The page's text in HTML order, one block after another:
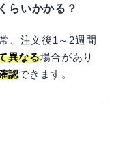
らいかかる？
、注文後1～2週間
異なる場合があり
認できます。